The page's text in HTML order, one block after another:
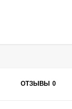
ОТЗЫВЫ 0